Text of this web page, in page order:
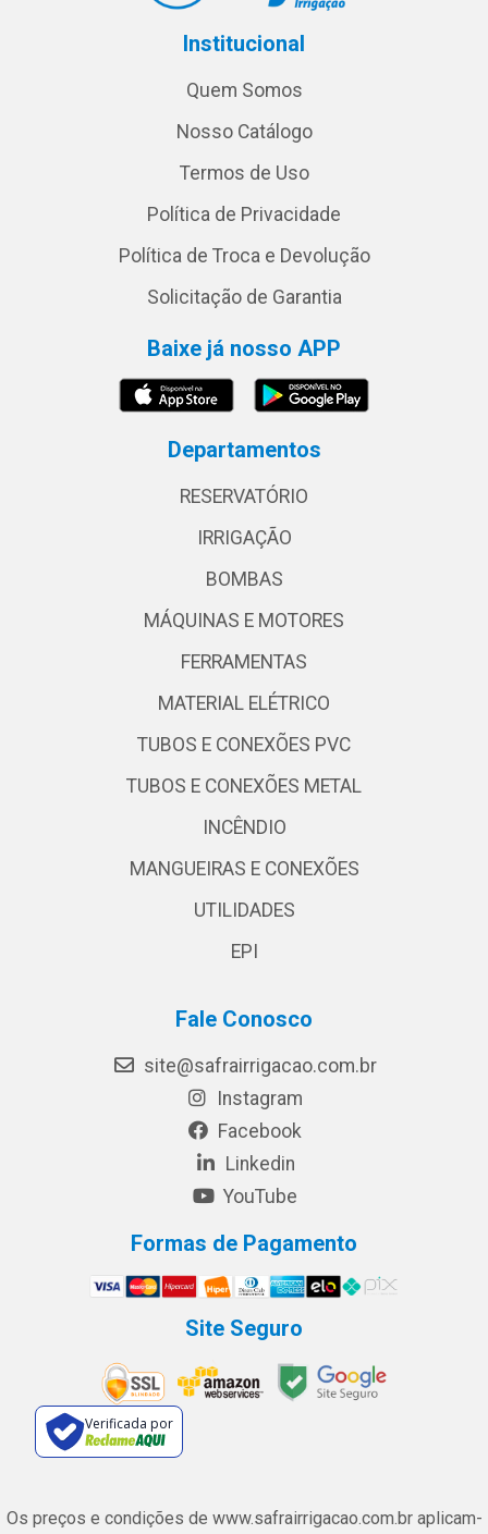
Institucional
Quem Somos
Nosso Catálogo
Termos de Uso
Política de Privacidade
Política de Troca e Devolução
Solicitação de Garantia
Baixe já nosso APP
Departamentos
RESERVATÓRIO
IRRIGAÇÃO
BOMBAS
MÁQUINAS E MOTORES
FERRAMENTAS
MATERIAL ELÉTRICO
TUBOS E CONEXÕES PVC
TUBOS E CONEXÕES METAL
INCÊNDIO
MANGUEIRAS E CONEXÕES
UTILIDADES
EPI
Fale Conosco
site@safrairrigacao.com.br
Instagram
Facebook
Linkedin
YouTube
Formas de Pagamento
Site Seguro
Verificada por
Os preços e condições de www.safrairrigacao.com.br aplicam-